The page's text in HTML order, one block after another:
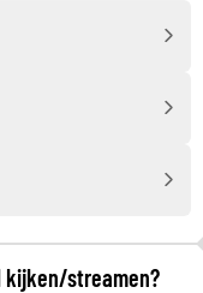
kijken/streamen?